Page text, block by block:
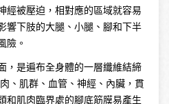
經被壓迫，相對應的區域就容易
響下肢的大腿、小腿、腳和下半
險。
，是遍布全身體的一層纖維結締
、肌群、血管、神經、內臟，貫
和肌肉臨界處的腳底筋膜易產生